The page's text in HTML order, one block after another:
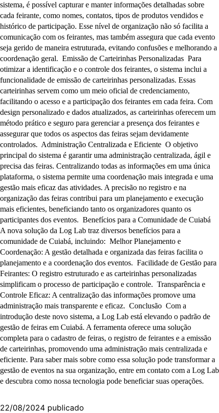
sistema, é possível capturar e manter informações detalhadas sobre
cada feirante, como nomes, contatos, tipos de produtos vendidos e
histórico de participação. Esse nível de organização não só facilita a
comunicação com os feirantes, mas também assegura que cada evento
seja gerido de maneira estruturada, evitando confusões e melhorando a
coordenação geral. Emissão de Carteirinhas Personalizadas Para
otimizar a identificação e o controle dos feirantes, o sistema inclui a
funcionalidade de emissão de carteirinhas personalizadas. Essas
carteirinhas servem como um meio oficial de credenciamento,
facilitando o acesso e a participação dos feirantes em cada feira. Com
design personalizado e dados atualizados, as carteirinhas oferecem um
método prático e seguro para gerenciar a presença dos feirantes e
assegurar que todos os aspectos das feiras sejam devidamente
controlados. Administração Centralizada e Eficiente O objetivo
principal do sistema é garantir uma administração centralizada, ágil e
precisa das feiras. Centralizando todas as informações em uma única
plataforma, o sistema permite uma coordenação mais integrada e uma
gestão mais eficaz das atividades. A precisão no registro e na
organização das feiras contribui para um planejamento e execução
mais eficientes, beneficiando tanto os organizadores quanto os
participantes dos eventos. Benefícios para a Comunidade de Cuiabá
A nova solução da Log Lab traz diversos benefícios para a
comunidade de Cuiabá, incluindo: Melhor Planejamento e
Coordenação: A gestão detalhada e organizada das feiras facilita o
planejamento e a coordenação dos eventos. Facilidade de Gestão para
Feirantes: O registro estruturado e as carteirinhas personalizadas
simplificam o processo de participação e controle. Transparência e
Controle Eficaz: A centralização das informações promove uma
administração mais transparente e eficaz. Conclusão Com a
introdução deste novo sistema, a Log Lab está elevando o padrão de
gestão de feiras em Cuiabá. A ferramenta oferece uma solução
completa para o cadastro de feiras, o registro de feirantes e a emissão
de carteirinhas, promovendo uma administração mais centralizada e
eficiente. Para saber mais sobre como essa solução pode transformar a
gestão de eventos na sua organização, entre em contato com a Log Lab
e descubra como nossa tecnologia pode beneficiar suas operações.
22/08/2024 publicado